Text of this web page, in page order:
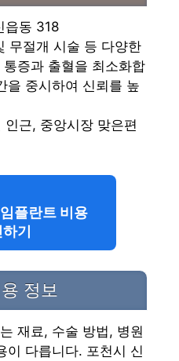
읍동 318
무절개 시술 등 다양한
증과 출혈을 최소화합
을 중시하여 신뢰를 높
근, 중앙시장 맞은편
플란트 비용
기
정보
재료, 수술 방법, 병원
이 다릅니다. 포천시 신